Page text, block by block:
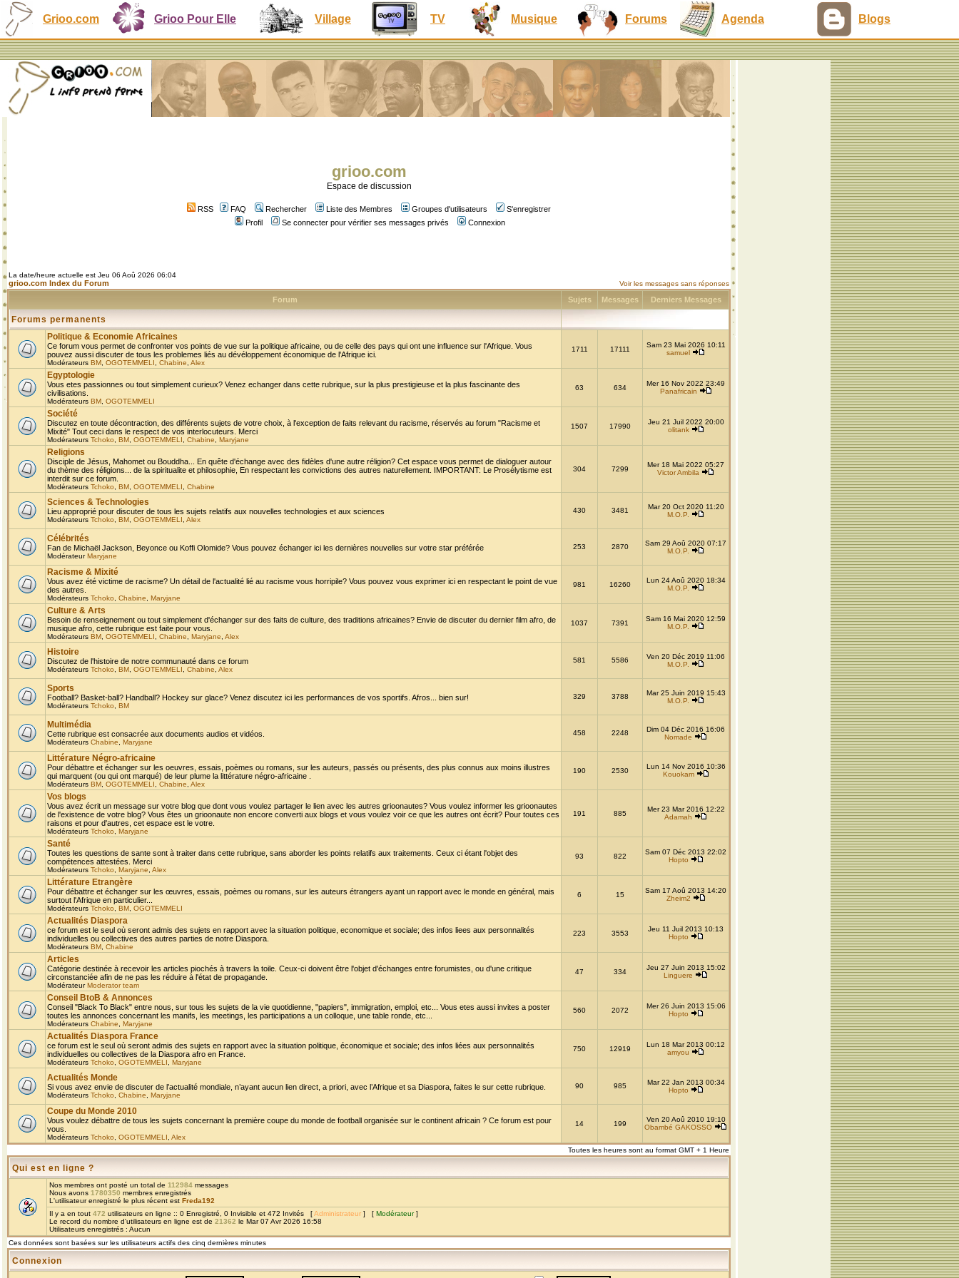
Grioo.com Grioo Pour Elle Village TV Musique Forums Agenda Blogs
grioo.com
Espace de discussion
RSS FAQ Rechercher Liste des Membres Groupes d'utilisateurs
S'enregistrer
Profil
Se connecter pour vérifier ses messages privés Connexion
La date/heure actuelle est Jeu 06 Aoû 2026 06:04
grioo.com Index du Forum Voir les messages sans réponses
Forum Sujets Messages Derniers Messages
Forums permanents
Politique & Economie Africaines
Ce forum vous permet de confronter vos points de vue sur la politique africaine, ou de celle des pays qui ont une influence sur l'Afrique. Vous
pouvez aussi discuter de tous les problemes liés au dévéloppement économique de l'Afrique ici.
Modérateurs BM OGOTEMMELI Chabine Alex
1711 17111
Sam 23 Mai 2026 10:11
samuel
Egyptologie
Vous etes passionnes ou tout simplement curieux? Venez echanger dans cette rubrique, sur la plus prestigieuse et la plus fascinante des
civilisations.
Modérateurs BM OGOTEMMELI
63 634
Mer 16 Nov 2022 23:49
Panafricain
Société
Discutez en toute décontraction, des différents sujets de votre choix, à l'exception de faits relevant du racisme, réservés au forum "Racisme et
Mixité" Tout ceci dans le respect de vos interlocuteurs. Merci
Modérateurs Tchoko BM OGOTEMMELI Chabine Maryjane
1507 17990
Jeu 21 Juil 2022 20:00
olitank
Religions
Disciple de Jésus, Mahomet ou Bouddha... En quête d'échange avec des fidèles d'une autre réligion? Cet espace vous permet de dialoguer autour
du thème des réligions... de la spiritualite et philosophie, En respectant les convictions des autres naturellement. IMPORTANT: Le Prosélytisme est
interdit sur ce forum.
Modérateurs Tchoko BM OGOTEMMELI Chabine
304 7299
Mer 18 Mai 2022 05:27
Victor Ambila
Sciences & Technologies
Lieu approprié pour discuter de tous les sujets relatifs aux nouvelles technologies et aux sciences
Modérateurs Tchoko BM OGOTEMMELI Alex
430 3481
Mar 20 Oct 2020 11:20
M.O.P.
Célébrités
Fan de Michaël Jackson, Beyonce ou Koffi Olomide? Vous pouvez échanger ici les dernières nouvelles sur votre star préférée
ModérateurMaryjane
253 2870
Sam 29 Aoû 2020 07:17
M.O.P.
Racisme & Mixité
Vous avez été victime de racisme? Un détail de l'actualité lié au racisme vous horripile? Vous pouvez vous exprimer ici en respectant le point de vue
des autres.
Modérateurs Tchoko Chabine Maryjane
981 16260
Lun 24 Aoû 2020 18:34
M.O.P.
Culture & Arts
Besoin de renseignement ou tout simplement d'échanger sur des faits de culture, des traditions africaines? Envie de discuter du dernier film afro, de
musique afro, cette rubrique est faite pour vous.
Modérateurs BM OGOTEMMELI Chabine Maryjane Alex
1037 7391
Sam 16 Mai 2020 12:59
M.O.P.
Histoire
Discutez de l'histoire de notre communauté dans ce forum
Modérateurs Tchoko BM OGOTEMMELI Chabine Alex
581 5586
Ven 20 Déc 2019 11:06
M.O.P.
Sports
Football? Basket-ball? Handball? Hockey sur glace? Venez discutez ici les performances de vos sportifs. Afros... bien sur!
Modérateurs Tchoko BM
329 3788
Mar 25 Juin 2019 15:43
M.O.P.
Multimédia
Cette rubrique est consacrée aux documents audios et vidéos.
Modérateurs Chabine Maryjane
458 2248
Dim 04 Déc 2016 16:06
Nomade
Littérature Négro-africaine
Pour débattre et échanger sur les oeuvres, essais, poèmes ou romans, sur les auteurs, passés ou présents, des plus connus aux moins illustres
qui marquent (ou qui ont marqué) de leur plume la littérature négro-africaine .
Modérateurs BM OGOTEMMELI Chabine Alex
190 2530
Lun 14 Nov 2016 10:36
Kouokam
Vos blogs
Vous avez écrit un message sur votre blog que dont vous voulez partager le lien avec les autres grioonautes? Vous voulez informer les grioonautes
de l'existence de votre blog? Vous êtes un grioonaute non encore converti aux blogs et vous voulez voir ce que les autres ont écrit? Pour toutes ces
raisons et pour d'autres, cet espace est le votre.
Modérateurs Tchoko Maryjane
191 885
Mer 23 Mar 2016 12:22
Adamah
Santé
Toutes les questions de sante sont à traiter dans cette rubrique, sans aborder les points relatifs aux traitements. Ceux ci étant l'objet des
compétences attestées. Merci
Modérateurs Tchoko Maryjane Alex
93 822
Sam 07 Déc 2013 22:02
Hopto
Littérature Etrangère
Pour débattre et échanger sur les œuvres, essais, poèmes ou romans, sur les auteurs étrangers ayant un rapport avec le monde en général, mais
surtout l'Afrique en particulier...
Modérateurs Tchoko BM OGOTEMMELI
6 15
Sam 17 Aoû 2013 14:20
Zheim2
Actualités Diaspora
ce forum est le seul où seront admis des sujets en rapport avec la situation politique, economique et sociale; des infos liees aux personnalités
individuelles ou collectives des autres parties de notre Diaspora.
Modérateurs BM Chabine
223 3553
Jeu 11 Juil 2013 10:13
Hopto
Articles
Catégorie destinée à recevoir les articles piochés à travers la toile. Ceux-ci doivent être l'objet d'échanges entre forumistes, ou d'une critique
circonstanciée afin de ne pas les réduire à l'état de propagande.
ModérateurModerator team
47 334
Jeu 27 Juin 2013 15:02
Linguere
Conseil BtoB & Annonces
Conseil "Black To Black" entre nous, sur tous les sujets de la vie quotidienne, "papiers", immigration, emploi, etc... Vous etes aussi invites a poster
toutes les annonces concernant les manifs, les meetings, les participations a un colloque, une table ronde, etc...
Modérateurs Chabine Maryjane
560 2072
Mer 26 Juin 2013 15:06
Hopto
Actualités Diaspora France
ce forum est le seul où seront admis des sujets en rapport avec la situation politique, économique et sociale; des infos liées aux personnalités
individuelles ou collectives de la Diaspora afro en France.
Modérateurs Tchoko OGOTEMMELI Maryjane
750 12919
Lun 18 Mar 2013 00:12
amyou
Actualités Monde
Si vous avez envie de discuter de l’actualité mondiale, n’ayant aucun lien direct, a priori, avec l’Afrique et sa Diaspora, faites le sur cette rubrique.
Modérateurs Tchoko Chabine Maryjane
90 985
Mar 22 Jan 2013 00:34
Hopto
Coupe du Monde 2010
Vous voulez débattre de tous les sujets concernant la première coupe du monde de football organisée sur le continent africain ? Ce forum est pour
vous.
Modérateurs Tchoko OGOTEMMELI Alex
14 199
Ven 20 Aoû 2010 19:10
Obambé GAKOSSO
Toutes les heures sont au format GMT + 1 Heure
Qui est en ligne ?
Nos membres ont posté un total de 112984 messages
Nous avons 1780350 membres enregistrés
L'utilisateur enregistré le plus récent est Freda192
Il y a en tout 472 utilisateurs en ligne :: 0 Enregistré, 0 Invisible et 472 Invités [Administrateur ] [ Modérateur]
Le record du nombre d'utilisateurs en ligne est de 21362 le Mar 07 Avr 2026 16:58
Utilisateurs enregistrés : Aucun
Ces données sont basées sur les utilisateurs actifs des cinq dernières minutes
Connexion